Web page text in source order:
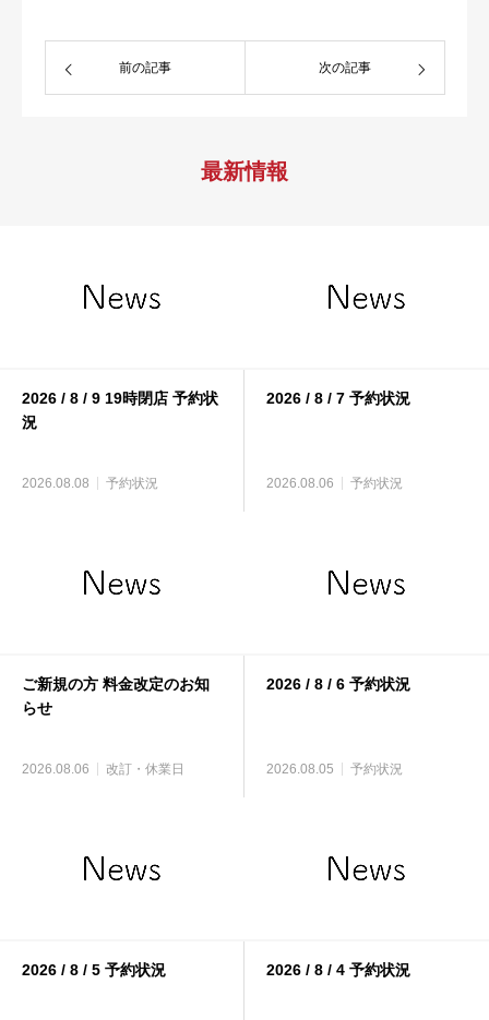
前の記事 次の記事
最新情報
2026 / 8 / 9 19時閉店 予約状
況
2026.08.08 予約状況
2026 / 8 / 7 予約状況
2026.08.06 予約状況
ご新規の方 料金改定のお知
らせ
2026.08.06 改訂・休業日
2026 / 8 / 6 予約状況
2026.08.05 予約状況
2026 / 8 / 5 予約状況 2026 / 8 / 4 予約状況